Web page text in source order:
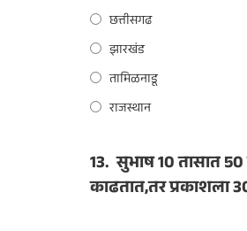
छत्तीसगढ
झारखंड
तामिळनाडू
राजस्थान
13. सुभाष 10 तासात
काढतात,तर प्रकाशला